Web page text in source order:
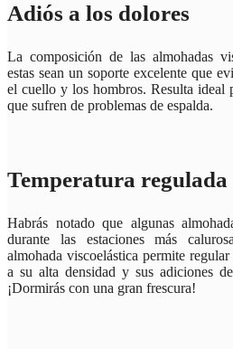
Adiós a los dolores
La composición de las almohadas
estas sean un soporte excelente que
el cuello y los hombros. Resulta ideal
que sufren de problemas de espalda.
Temperatura regulada
Habrás notado que algunas
durante las estaciones más
almohada viscoelástica permite
a su alta densidad y sus adiciones
¡Dormirás con una gran frescura!